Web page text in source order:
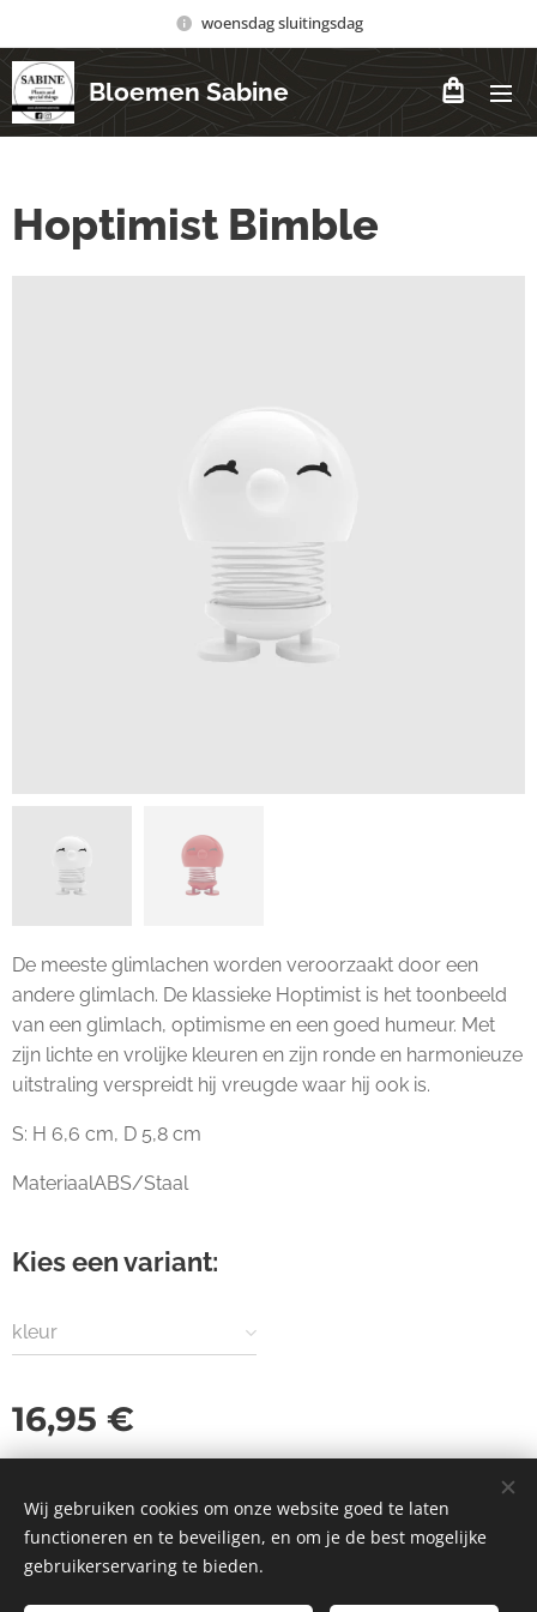
woensdag sluitingsdag
Bloemen Sabine
Hoptimist Bimble
De meeste glimlachen worden veroorzaakt door een
andere glimlach. De klassieke Hoptimist is het toonbeeld
van een glimlach, optimisme en een goed humeur. Met
zijn lichte en vrolijke kleuren en zijn ronde en harmonieuze
uitstraling verspreidt hij vreugde waar hij ook is.
S: H 6,6 cm, D 5,8 cm
MateriaalABS/Staal
Kies een variant:
kleur
16,95 €
© 2023 Alle rechten voorbehouden
Wij gebruiken cookies om onze website goed te laten
functioneren en te beveiligen, en om je de best mogelijke
gebruikerservaring te bieden.